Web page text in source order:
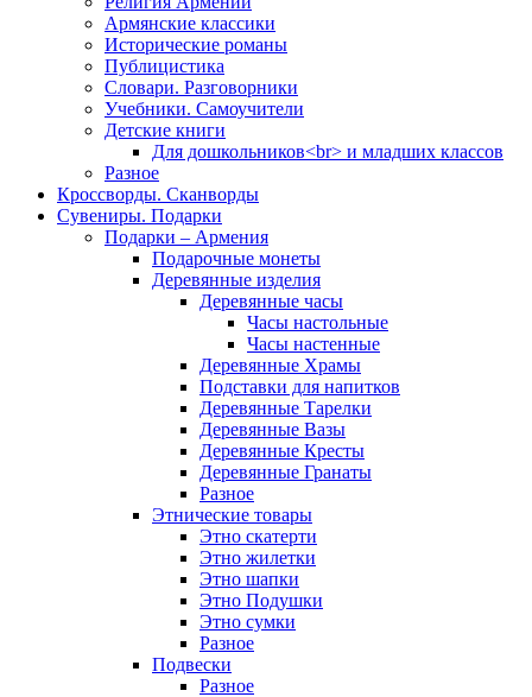
Армянские классики
Исторические романы
Публицистика
Словари. Разговорники
Учебники. Самоучители
Детские книги
Для дошкольников<br> и младших классов
Разное
Кроссворды. Сканворды
Сувениры. Подарки
Подарки – Армения
Подарочные монеты
Деревянные изделия
Деревянные часы
Часы настольные
Часы настенные
Деревянные Храмы
Подставки для напитков
Деревянные Тарелки
Деревянные Вазы
Деревянные Кресты
Деревянные Гранаты
Разное
Этнические товары
Этно скатерти
Этно жилетки
Этно шапки
Этно Подушки
Этно сумки
Разное
Подвески
Разное